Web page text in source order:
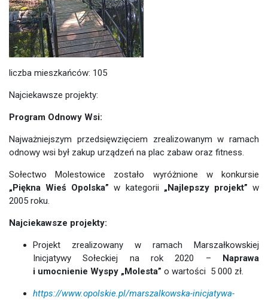
liczba mieszkańców: 105
Najciekawsze projekty:
Program Odnowy Wsi:
Najważniejszym przedsięwzięciem zrealizowanym w ramach
odnowy wsi był zakup urządzeń na plac zabaw oraz fitness.
Sołectwo Molestowice zostało wyróżnione w konkursie
„Piękna Wieś Opolska”w kategorii „Najlepszy projekt”w
2005 roku.
Najciekawsze projekty:
Projekt zrealizowany w ramach Marszałkowskiej
Inicjatywy Sołeckiej na rok 2020 – Naprawa
i umocnienie Wyspy „Molesta” o wartości 5 000 zł.
https://www.opolskie.pl/marszalkowska-inicjatywa-